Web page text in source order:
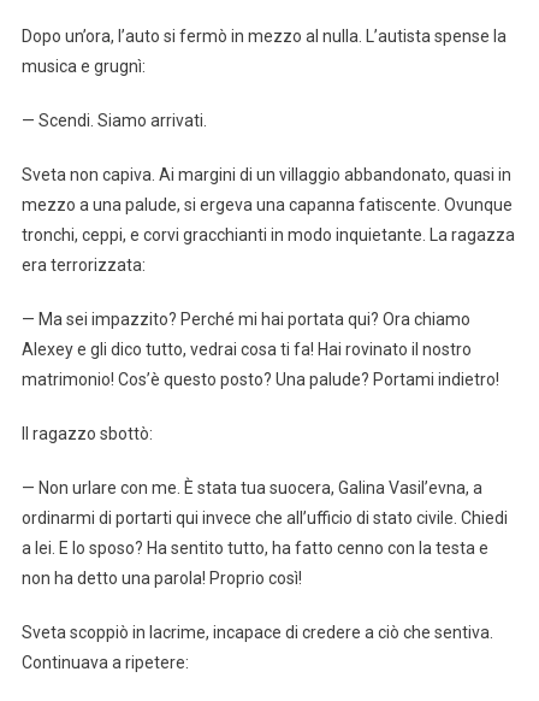
Dopo un’ora, l’auto si fermò in mezzo al nulla. L’autista spense la
musica e grugnì:
— Scendi. Siamo arrivati.
Sveta non capiva. Ai margini di un villaggio abbandonato, quasi in
mezzo a una palude, si ergeva una capanna fatiscente. Ovunque
tronchi, ceppi, e corvi gracchianti in modo inquietante. La ragazza
era terrorizzata:
— Ma sei impazzito? Perché mi hai portata qui? Ora chiamo
Alexey e gli dico tutto, vedrai cosa ti fa! Hai rovinato il nostro
matrimonio! Cos’è questo posto? Una palude? Portami indietro!
Il ragazzo sbottò:
— Non urlare con me. È stata tua suocera, Galina Vasil’evna, a
ordinarmi di portarti qui invece che all’ufficio di stato civile. Chiedi
a lei. E lo sposo? Ha sentito tutto, ha fatto cenno con la testa e
non ha detto una parola! Proprio così!
Sveta scoppiò in lacrime, incapace di credere a ciò che sentiva.
Continuava a ripetere: